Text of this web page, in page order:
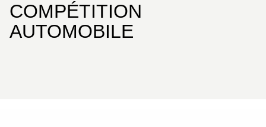
COMPÉTITION
AUTOMOBILE